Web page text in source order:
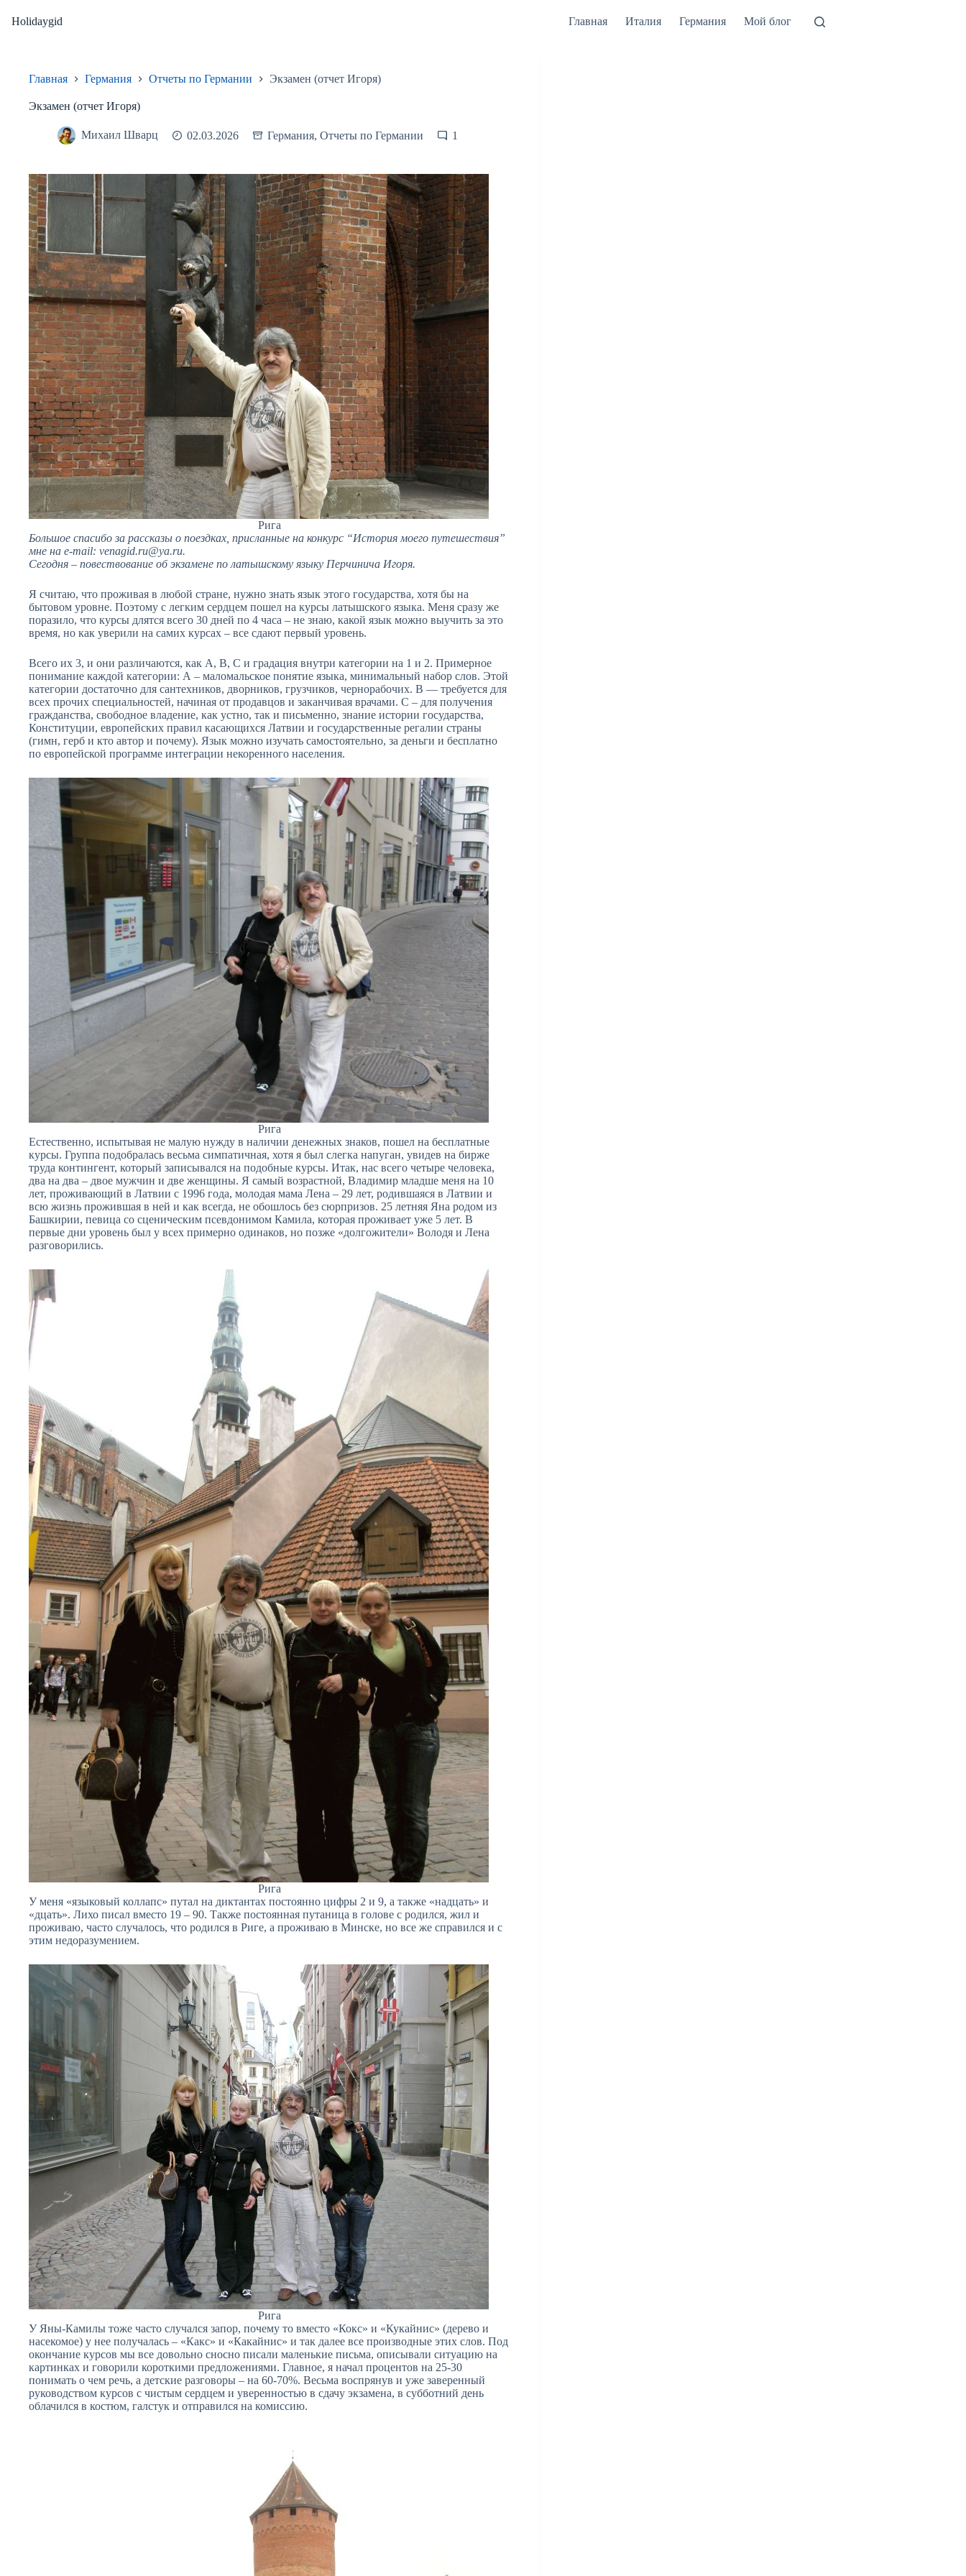
Holidaygid Главная Италия Германия Мой блог
Главная Германия Отчеты по Германии Экзамен (отчет Игоря)
Экзамен (отчет Игоря)
Михаил Шварц 02.03.2026 Германия, Отчеты по Германии 1
Рига
Большое спасибо за рассказы о поездках, присланные на конкурс “История моего путешествия”
мне на e-mail: venagid.ru@ya.ru.
Сегодня – повествование об экзамене по латышскому языку Перчинича Игоря.
Я считаю, что проживая в любой стране, нужно знать язык этого государства, хотя бы на
бытовом уровне. Поэтому с легким сердцем пошел на курсы латышского языка. Меня сразу же
поразило, что курсы длятся всего 30 дней по 4 часа – не знаю, какой язык можно выучить за это
время, но как уверили на самих курсах – все сдают первый уровень.
Всего их 3, и они различаются, как А, В, С и градация внутри категории на 1 и 2. Примерное
понимание каждой категории: А – маломальское понятие языка, минимальный набор слов. Этой
категории достаточно для сантехников, дворников, грузчиков, чернорабочих. В — требуется для
всех прочих специальностей, начиная от продавцов и заканчивая врачами. С – для получения
гражданства, свободное владение, как устно, так и письменно, знание истории государства,
Конституции, европейских правил касающихся Латвии и государственные регалии страны
(гимн, герб и кто автор и почему). Язык можно изучать самостоятельно, за деньги и бесплатно
по европейской программе интеграции некоренного населения.
Рига
Естественно, испытывая не малую нужду в наличии денежных знаков, пошел на бесплатные
курсы. Группа подобралась весьма симпатичная, хотя я был слегка напуган, увидев на бирже
труда контингент, который записывался на подобные курсы. Итак, нас всего четыре человека,
два на два – двое мужчин и две женщины. Я самый возрастной, Владимир младше меня на 10
лет, проживающий в Латвии с 1996 года, молодая мама Лена – 29 лет, родившаяся в Латвии и
всю жизнь прожившая в ней и как всегда, не обошлось без сюрпризов. 25 летняя Яна родом из
Башкирии, певица со сценическим псевдонимом Камила, которая проживает уже 5 лет. В
первые дни уровень был у всех примерно одинаков, но позже «долгожители» Володя и Лена
разговорились.
Рига
У меня «языковый коллапс» путал на диктантах постоянно цифры 2 и 9, а также «надцать» и
«дцать». Лихо писал вместо 19 – 90. Также постоянная путаница в голове с родился, жил и
проживаю, часто случалось, что родился в Риге, а проживаю в Минске, но все же справился и с
этим недоразумением.
Рига
У Яны-Камилы тоже часто случался запор, почему то вместо «Кокс» и «Кукайнис» (дерево и
насекомое) у нее получалась – «Какс» и «Какайнис» и так далее все производные этих слов. Под
окончание курсов мы все довольно сносно писали маленькие письма, описывали ситуацию на
картинках и говорили короткими предложениями. Главное, я начал процентов на 25-30
понимать о чем речь, а детские разговоры – на 60-70%. Весьма воспрянув и уже заверенный
руководством курсов с чистым сердцем и уверенностью в сдачу экзамена, в субботний день
облачился в костюм, галстук и отправился на комиссию.